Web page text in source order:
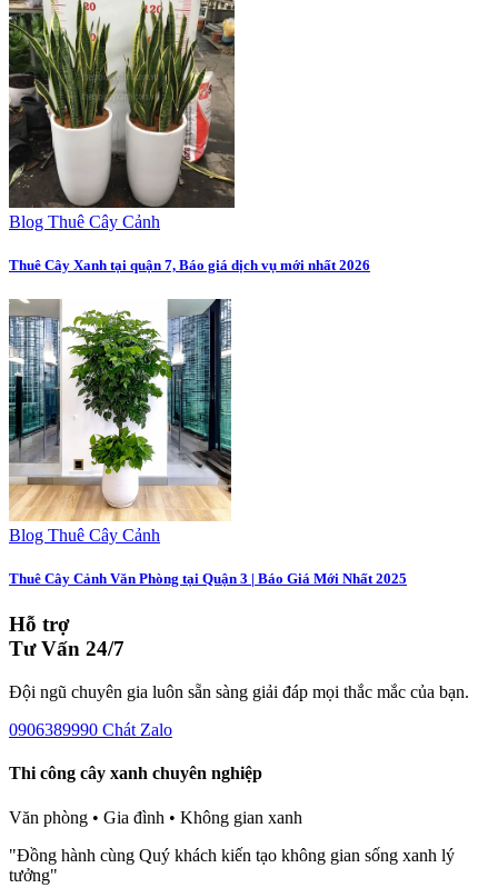
Blog Thuê Cây Cảnh
Thuê Cây Xanh tại quận 7, Báo giá dịch vụ mới nhất 2026
Blog Thuê Cây Cảnh
Thuê Cây Cảnh Văn Phòng tại Quận 3 | Báo Giá Mới Nhất 2025
Hỗ trợ
Tư Vấn 24/7
Đội ngũ chuyên gia luôn sẵn sàng giải đáp mọi thắc mắc của bạn.
0906389990 Chát Zalo
Thi công cây xanh chuyên nghiệp
Văn phòng • Gia đình • Không gian xanh
"Đồng hành cùng Quý khách kiến tạo không gian sống xanh lý
tưởng"